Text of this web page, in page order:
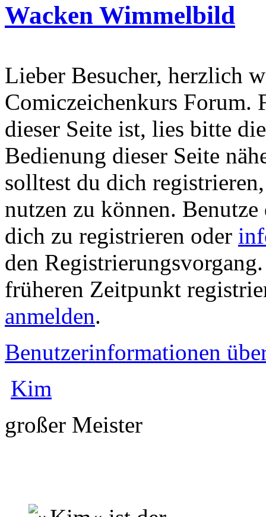
Wacken Wimmelbild
Lieber Besucher, herzlich
Comiczeichenkurs Forum.
dieser Seite ist, lies bitte
Bedienung dieser Seite
solltest du dich
nutzen zu können.
dich zu registrieren oder
den
früheren Zeitpunkt
anmelden.
Benutzerinformationen
Kim
großer Meister